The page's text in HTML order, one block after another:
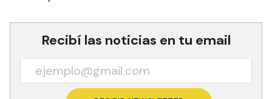
Recibí las noticias en tu email